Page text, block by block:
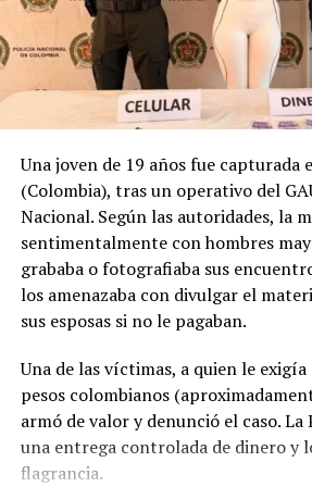
RELATED TOPICS: CALCINADA CASA
MARÍA FERNANDA BENÍTEZ
PAREJA
Capturan a mujer que fingía
traficar más de 5.600 dosis de
Presidente de Colombia prohíbe la
general de Guatemala
Una joven de 19 años fue capturada
(Colombia), tras un operativo del
Nacional. Según las autoridades, la
sentimentalmente con hombres
grababa o fotografiaba sus
los amenazaba con divulgar el
sus esposas si no le pagaban.
Una de las víctimas, a quien le
pesos colombianos
armó de valor y denunció el caso.
una entrega controlada de dinero y
flagrancia.